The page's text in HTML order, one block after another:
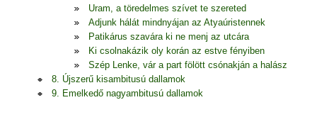
Uram, a töredelmes szívet te szereted
Adjunk hálát mindnyájan az Atyaúristennek
Patikárus szavára ki ne menj az utcára
Ki csolnakázik oly korán az estve fényiben
Szép Lenke, vár a part fölött csónakján a halász
8. Újszerű kisambitusú dallamok
9. Emelkedő nagyambitusú dallamok